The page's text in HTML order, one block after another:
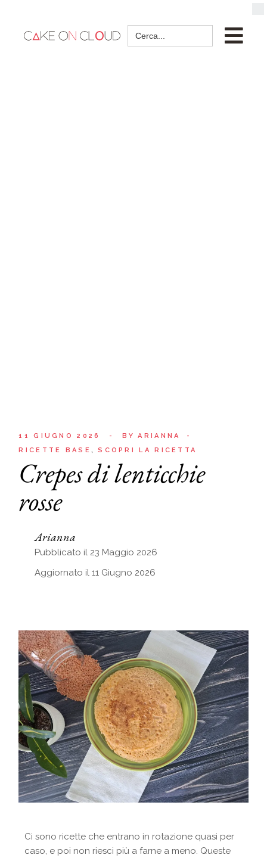
Search
for:
11 GIUGNO 2026 BY
ARIANNA
RICETTE BASE
SCOPRI LA RICETTA
Crepes di lenticchie
rosse
Arianna
Pubblicato il 23 Maggio 2026
Aggiornato il 11 Giugno 2026
Ci sono ricette che entrano in rotazione quasi per
caso, e poi non riesci più a farne a meno. Queste